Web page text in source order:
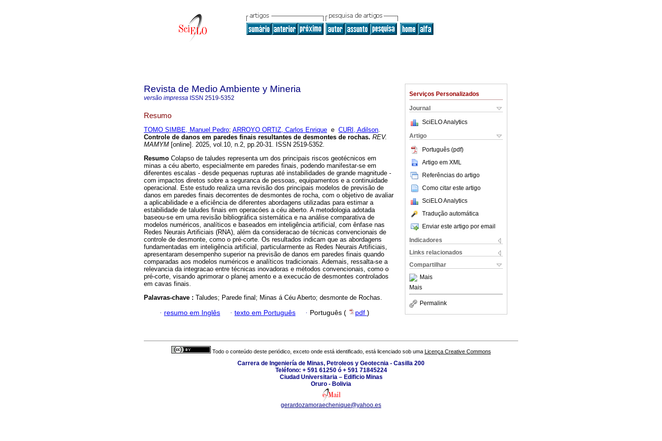
Serviços Personalizados
Journal
SciELO Analytics
Artigo
Português (pdf)
Artigo em XML
Referências do artigo
Como citar este artigo
SciELO Analytics
Tradução automática
Enviar este artigo por email
Indicadores
Links relacionados
Compartilhar
Mais
Mais
Permalink
Revista de Medio Ambiente y Mineria
versão impressa ISSN 2519-5352
Resumo
TOMO SIMBE, Manuel Pedro; ARROYO ORTIZ, Carlos Enrique e CURI, Adilson.
Controle de danos em paredes finais resultantes de desmontes de rochas. REV.
MAMYM [online]. 2025, vol.10, n.2, pp.20-31. ISSN 2519-5352.
Resumo Colapso de taludes representa um dos principais riscos geotécnicos em
minas a céu aberto, especialmente em paredes finais, podendo manifestar-se em
diferentes escalas - desde pequenas rupturas até instabilidades de grande magnitude -
com impactos diretos sobre a seguranca de pessoas, equipamentos e a continuidade
operacional. Este estudo realiza uma revisão dos principais modelos de previsão de
danos em paredes finais decorrentes de desmontes de rocha, com o objetivo de avaliar
a aplicabilidade e a eficiência de diferentes abordagens utilizadas para estimar a
estabilidade de taludes finais em operacóes a céu aberto. A metodologia adotada
baseou-se em uma revisão bibliográfica sistemática e na análise comparativa de
modelos numéricos, analíticos e baseados em inteligência artificial, com ênfase nas
Redes Neurais Artificiais (RNA), além da consideracao de técnicas convencionais de
controle de desmonte, como o pré-corte. Os resultados indicam que as abordagens
fundamentadas em inteligência artificial, particularmente as Redes Neurais Artificiais,
apresentaram desempenho superior na previsão de danos em paredes finais quando
comparadas aos modelos numéricos e analíticos tradicionais. Ademais, ressalta-se a
relevancia da integracao entre técnicas inovadoras e métodos convencionais, como o
pré-corte, visando aprimorar o planej amento e a execucáo de desmontes controlados
em cavas finais.
Palavras-chave : Taludes; Parede final; Minas á Céu Aberto; desmonte de Rochas.
· resumo em Inglês · texto em Português · Português ( pdf )
Todo o conteúdo deste periódico, exceto onde está identificado, está licenciado sob uma Licença Creative Commons
Carrera de Ingeniería de Minas, Petroleos y Geotecnia - Casilla 200
Teléfono: + 591 61250 ó + 591 71845224
Ciudad Universitaria – Edificio Minas
Oruro - Bolivia
gerardozamoraechenique@yahoo.es